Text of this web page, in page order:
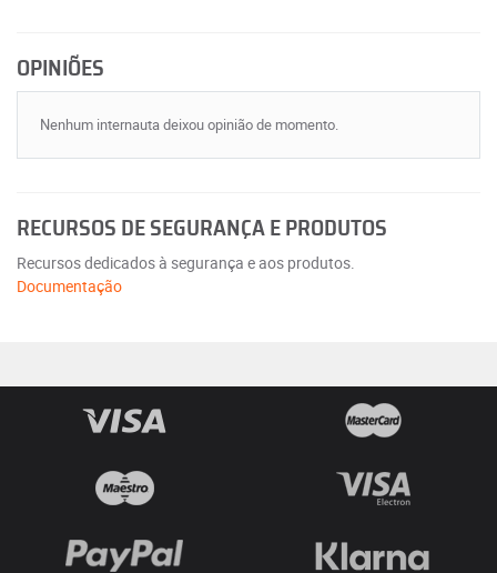
OPINIÕES
Nenhum internauta deixou opinião de momento.
RECURSOS DE SEGURANÇA E PRODUTOS
Recursos dedicados à segurança e aos produtos.
Documentação